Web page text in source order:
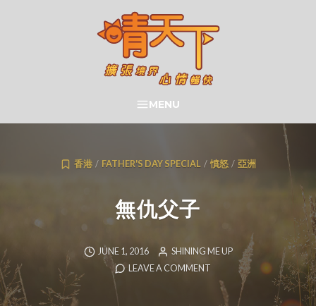
晴天下 SHININGMEUP
SEARCH
MENU
香港 / FATHER'S DAY SPECIAL / 憤怒 / 亞洲
無仇父子
JUNE 1, 2016
SHINING ME UP
LEAVE A COMMENT